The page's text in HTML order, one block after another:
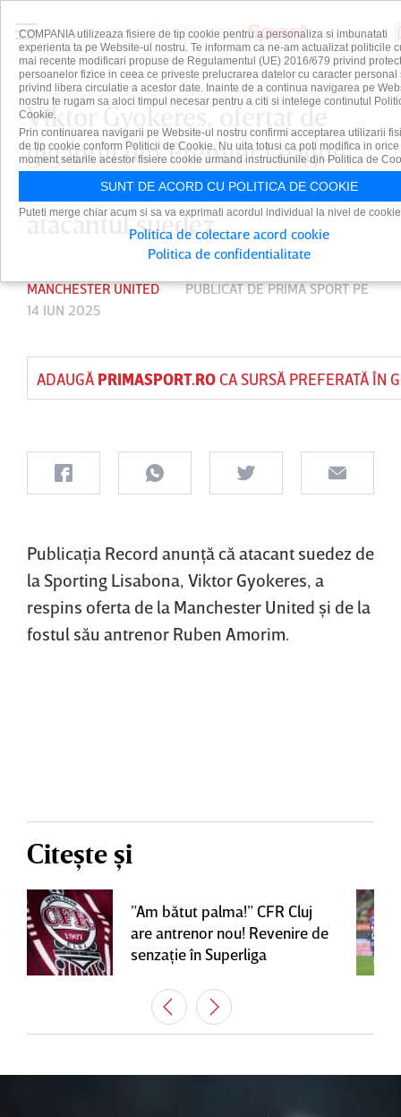
Viktor Gyokeres, ofertat de
gigantul din Premier League!
Decizia finală luată de
atacantul suedez
MANCHESTER UNITED PUBLICAT DEPRIMA SPORTPE
14 IUN 2025
ADAUGĂ PRIMASPORT.ROCA SURSĂ PREFERATĂ ÎN
Publicaţia Record anunţă că atacant suedez de
la Sporting Lisabona, Viktor Gyokeres, a
respins oferta de la Manchester United şi de la
fostul său antrenor Ruben Amorim.
Citește și
”Am bătut palma!” CFR Cluj
are antrenor nou! Revenire de
senzaţie în Superliga
COMPANIA utilizeaza fisiere de tip cookie pentru a personaliza si imbunatati
experienta ta pe Website-ul nostru. Te informam ca ne-am actualizat politicile
mai recente modificari propuse de Regulamentul (UE) 2016/679 privind
persoanelor fizice in ceea ce priveste prelucrarea datelor cu caracter personal
privind libera circulatie a acestor date. Inainte de a continua navigarea pe
nostru te rugam sa aloci timpul necesar pentru a citi si intelege continutul
Cookie.
Prin continuarea navigarii pe Website-ul nostru confirmi acceptarea utilizarii
de tip cookie conform Politicii de Cookie. Nu uita totusi ca poti modifica in orice
moment setarile acestor fisiere cookie urmand instructiunile din Politica de
SUNT DE ACORD CU POLITICA DE COOKIE
Puteti merge chiar acum si sa va exprimati acordul individual la nivel de
Politica de colectare acord cookie
Politica de confidentialitate